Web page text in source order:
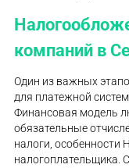
компаний в
Один из важных
для платежной
Финансовая модель
обязательные
налоги, особенности
налогоплательщика.